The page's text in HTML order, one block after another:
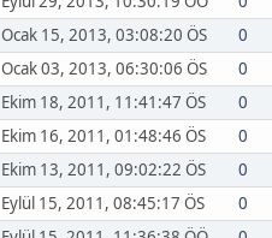
Ocak 15, 2013, 03:08:20 ÖS 0
Ocak 03, 2013, 06:30:06 ÖS 0
Ekim 18, 2011, 11:41:47 ÖS 0
Ekim 16, 2011, 01:48:46 ÖS 0
Ekim 13, 2011, 09:02:22 ÖS 0
Eylül 15, 2011, 08:45:17 ÖS 0